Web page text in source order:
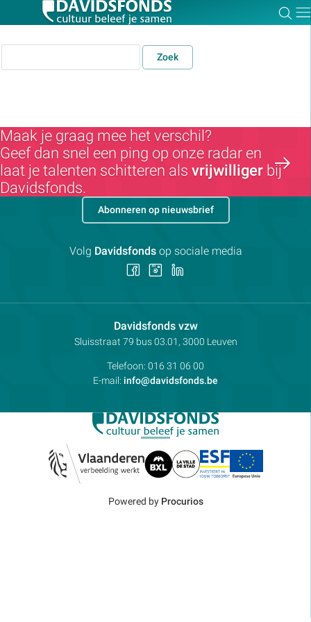
Zoek
Maak je graag mee het verschil?
Geef dan snel een ping op onze radar en
laat je talenten schitteren als vrijwilliger bij
Davidsfonds.
Davidsfonds vzwContactpersoon:
Adres:
Sluisstraat 79 bus 03.01, 3000 Leuven
Telefoon: 016 31 06 00
E-mail: info@davidsfonds.be
Abonneren op nieuwsbrief
Volg Davidsfondsop sociale media
Volg
ons
Facebook
Volg
Instagram
LinkedIn
Zoeken
Powered by Procurios